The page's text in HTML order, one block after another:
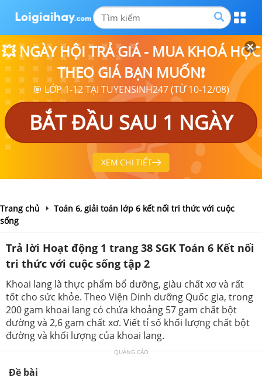
💥 NGÀY HỘI TRẢ GIÁ - MUA KHOÁ HỌC
THEO GIÁ BẠN MUỐN❗
🎯 LỚP 1-12 TẠI TUYENSINH247 (TỪ 10-12/08)
BẮT ĐẦU SAU 1 NGÀY
XEM CHI TIẾT
Trang chủ
Toán 6, giải toán lớp 6 kết nối tri thức với cuộc
sống
Trả lời Hoạt động 1 trang 38 SGK Toán 6 Kết nối
tri thức với cuộc sống tập 2
Khoai lang là thực phẩm bổ dưỡng, giàu chất xơ và rất
tốt cho sức khỏe. Theo Viện Dinh dưỡng Quốc gia, trong
200 gam khoai lang có chứa khoảng 57 gam chất bột
đường và 2,6 gam chất xơ. Viết tỉ số khối lượng chất bột
đường và khối lượng của khoai lang.
QUẢNG CÁO
Đề bài